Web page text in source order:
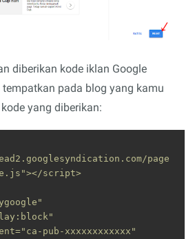
diberikan kode iklan Google
pada blog yang kamu
yang diberikan:
page
script>
pub-xxxxxxxxxxxx"